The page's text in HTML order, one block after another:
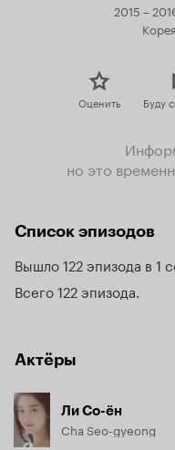
2015 –
Оценить Буду
но это
Список эпизодов
Вышло 122 эпизода в 1
Всего 122 эпизода
Актёры
Ли Со-ён
Cha Seo-gyeong